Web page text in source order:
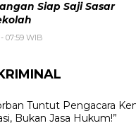
Siap Saji Sasar
07:59 WIB